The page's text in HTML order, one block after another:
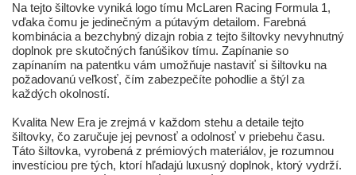
Na tejto šiltovke vyniká logo tímu McLaren Racing Formula 1,
vďaka čomu je jedinečným a pútavým detailom. Farebná
kombinácia a bezchybný dizajn robia z tejto šiltovky nevyhnutný
doplnok pre skutočných fanúšikov tímu. Zapínanie so
zapínaním na patentku vám umožňuje nastaviť si šiltovku na
požadovanú veľkosť, čím zabezpečíte pohodlie a štýl za
každých okolností.
Kvalita New Era je zrejmá v každom stehu a detaile tejto
šiltovky, čo zaručuje jej pevnosť a odolnosť v priebehu času.
Táto šiltovka, vyrobená z prémiových materiálov, je rozumnou
investíciou pre tých, ktorí hľadajú luxusný doplnok, ktorý vydrží.